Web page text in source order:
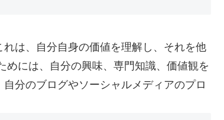
は、自分自身の価値を理解し、それを他
めには、自分の興味、専門知識、価値観を
分のブログやソーシャルメディアのプロ